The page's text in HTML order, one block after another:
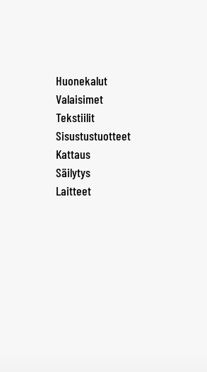
Huonekalut
Valaisimet
Tekstiilit
Sisustustuotteet
Kattaus
Säilytys
Laitteet